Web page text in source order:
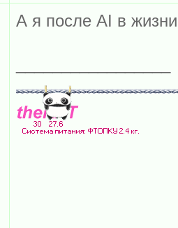
А я после АI в